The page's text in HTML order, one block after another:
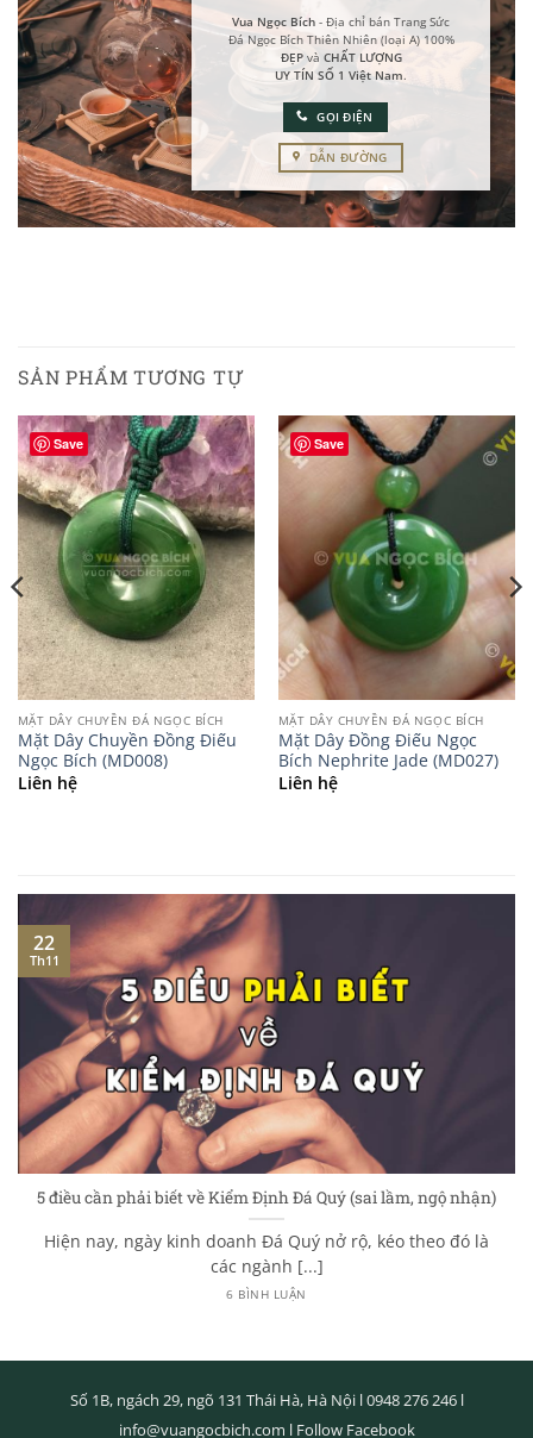
Vua Ngọc Bích - Địa chỉ bán Trang Sức
Đá Ngọc Bích Thiên Nhiên (loại A) 100%
ĐẸPvà CHẤT LƯỢNG
UY TÍN SỐ 1 Việt Nam.
GỌI ĐIỆN
DẪN ĐƯỜNG
SẢN PHẨM TƯƠNG TỰ
Save
MẶT DÂY CHUYỀN ĐÁ NGỌC BÍCH
Mặt Dây Chuyền Đồng Điếu
Ngọc Bích (MD008)
Liên hệ
Save
MẶT DÂY CHUYỀN ĐÁ NGỌC BÍCH
Mặt Dây Đồng Điếu Ngọc
Bích Nephrite Jade (MD027)
Liên hệ
5 điều cần phải biết về Kiểm Định Đá Quý (sai lầm, ngộ nhận)
Hiện nay, ngày kinh doanh Đá Quý nở rộ, kéo theo đó là
các ngành [...]
6 BÌNH LUẬN
22
Th11
Số 1B, ngách 29, ngõ 131 Thái Hà, Hà Nội l0948 276 246l
info@vuangocbich.com l Follow Facebook